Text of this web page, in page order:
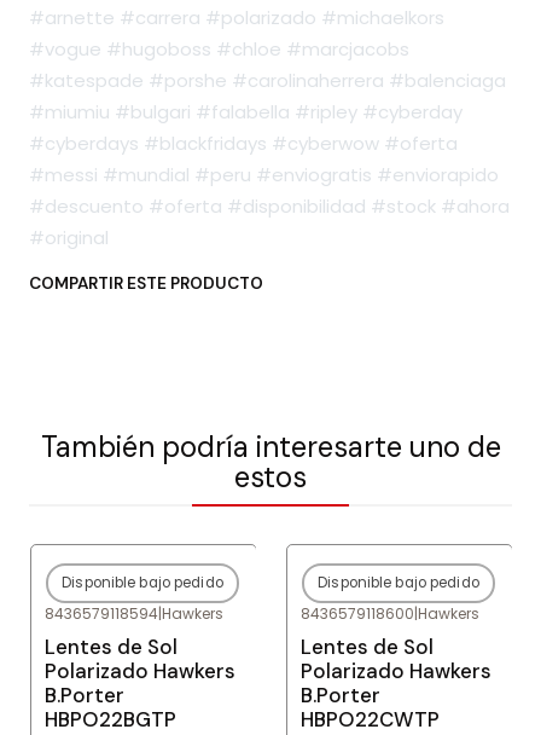
#arnette #carrera #polarizado #michaelkors
#vogue #hugoboss #chloe #marcjacobs
#katespade #porshe #carolinaherrera #balenciaga
#miumiu #bulgari #falabella #ripley #cyberday
#cyberdays #blackfridays #cyberwow #oferta
#messi #mundial #peru #enviogratis #enviorapido
#descuento #oferta #disponibilidad #stock #ahora
#original
COMPARTIR ESTE PRODUCTO
También podría interesarte uno de
estos
-77%OFF
Agotado
Disponible bajo pedido
8436579118594|Hawkers
Lentes de Sol
Polarizado Hawkers
B.Porter
HBPO22BGTP
-80%OFF
Agotado
Disponible bajo pedido
8436579118600|Hawkers
Lentes de Sol
Polarizado Hawkers
B.Porter
HBPO22CWTP